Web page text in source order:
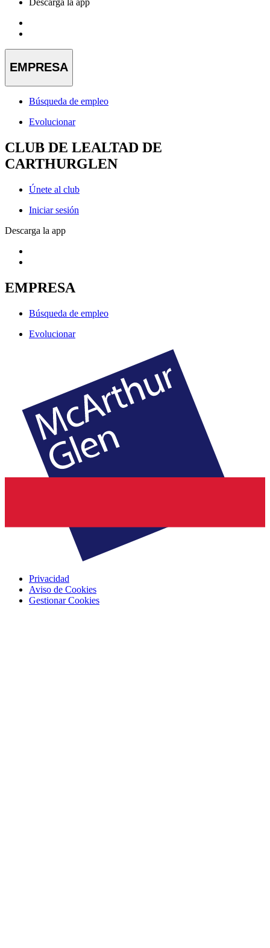
EMPRESA
Búsqueda de empleo
Evolucionar
CLUB DE LEALTAD DE
CARTHURGLEN
Únete al club
Iniciar sesión
Descarga la app
EMPRESA
Búsqueda de empleo
Evolucionar
Privacidad
Aviso de Cookies
Gestionar Cookies